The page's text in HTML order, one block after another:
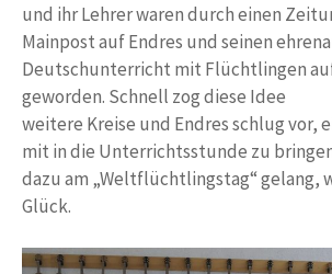
und ihr Lehrer waren durch einen
Mainpost auf Endres und seinen
Deutschunterricht mit Flüchtlingen
geworden. Schnell zog diese Idee
weitere Kreise und Endres schlug vor,
mit in die Unterrichtsstunde zu
dazu am „Weltflüchtlingstag“ gelang,
Glück.